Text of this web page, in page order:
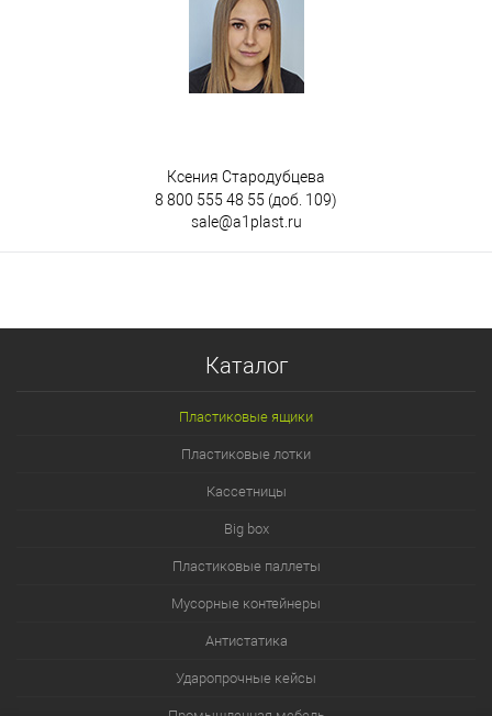
Ксения Стародубцева
8 800 555 48 55 (доб. 109)
sale@a1plast.ru
Каталог
Пластиковые ящики
Пластиковые лотки
Кассетницы
Big box
Пластиковые паллеты
Мусорные контейнеры
Антистатика
Ударопрочные кейсы